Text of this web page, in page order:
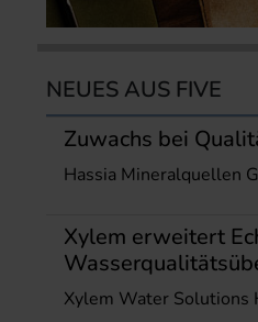
NEUES AUS FIVE
Zuwachs bei
Hassia Mineralquellen
Xylem erweitert
Xylem Water Solutions